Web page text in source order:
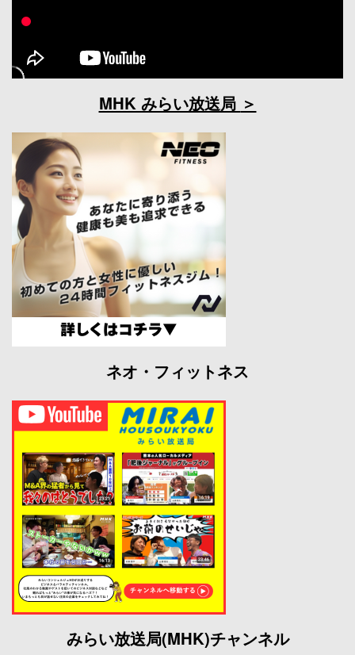
MHK みらい放送局
ネオ・フィットネス
みらい放送局(MHK)チャンネル